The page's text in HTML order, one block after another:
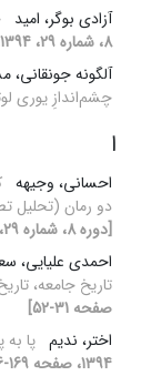
آزادی بوگر، امید
8، شماره 29، 1394، صفحه 7-29]
آلگونه جونقانی،
چشم‌اندازِ یوری
ا
احسانی، وجیهه
دو رمان (تحلیل
[دوره 8، شماره 29، 1394، صفحه 143-165]
احمدی علیایی،
تاریخ جامعه،
صفحه 31-52]
اختر، ندیم پا
1394، صفحه 169-186]